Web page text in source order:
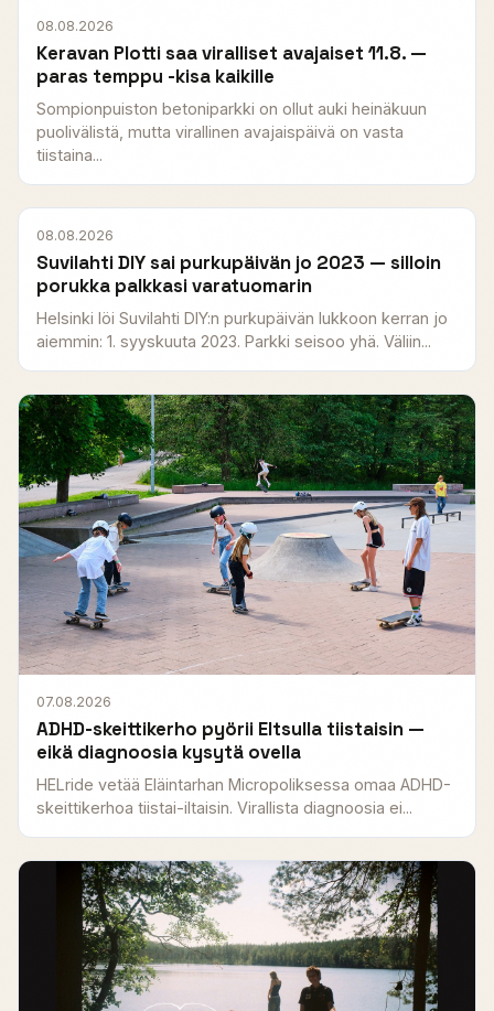
08.08.2026
Keravan Plotti saa viralliset avajaiset 11.8. —
paras temppu -kisa kaikille
Sompionpuiston betoniparkki on ollut auki heinäkuun
puolivälistä, mutta virallinen avajaispäivä on vasta
tiistaina...
08.08.2026
Suvilahti DIY sai purkupäivän jo 2023 — silloin
porukka palkkasi varatuomarin
Helsinki löi Suvilahti DIY:n purkupäivän lukkoon kerran jo
aiemmin: 1. syyskuuta 2023. Parkki seisoo yhä. Väliin...
07.08.2026
ADHD-skeittikerho pyörii Eltsulla tiistaisin —
eikä diagnoosia kysytä ovella
HELride vetää Eläintarhan Micropoliksessa omaa ADHD-
skeittikerhoa tiistai-iltaisin. Virallista diagnoosia ei...